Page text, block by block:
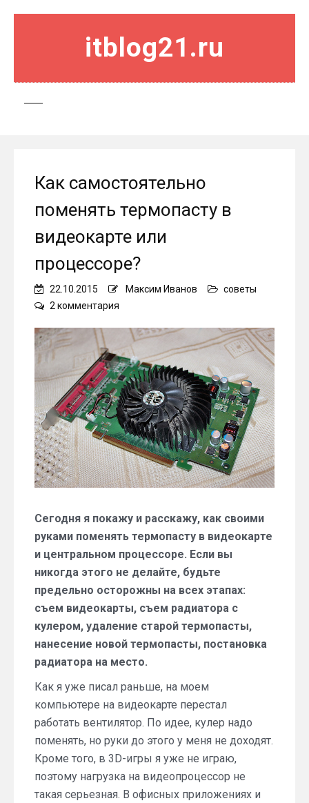
itblog21.ru
Как самостоятельно
поменять термопасту в
видеокарте или
процессоре?
22.10.2015 Максим Иванов
советы
2 комментария
Как
самостоятельно
поменять
термопасту
в
видеокарте
или
процессоре?
Сегодня я покажу и расскажу, как своими
руками поменять термопасту в видеокарте
и центральном процессоре. Если вы
никогда этого не делайте, будьте
предельно осторожны на всех этапах:
съем видеокарты, съем радиатора с
кулером, удаление старой термопасты,
нанесение новой термопасты, постановка
радиатора на место.
Как я уже писал раньше, на моем
компьютере на видеокарте перестал
работать вентилятор. По идее, кулер надо
поменять, но руки до этого у меня не доходят.
Кроме того, в 3D-игры я уже не играю,
поэтому нагрузка на видеопроцессор не
такая серьезная. В офисных приложениях и